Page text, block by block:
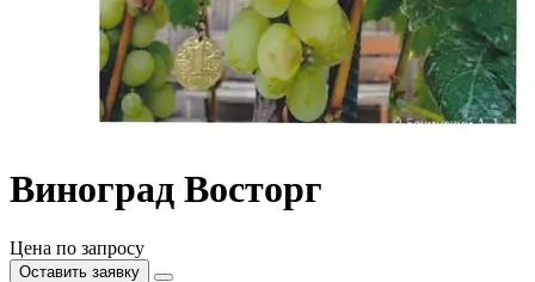
Виноград Восторг
Цена по запросу
Оставить заявку